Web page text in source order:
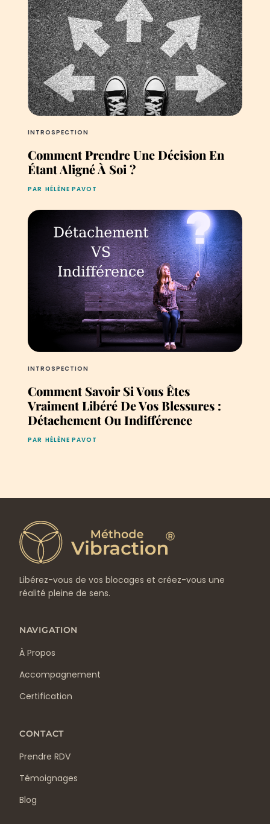
INTROSPECTION
Comment Prendre Une Décision En
Étant Aligné À Soi ?‍
PAR HÉLÈNE PAVOT
INTROSPECTION
Comment Savoir Si Vous Êtes
Vraiment Libéré De Vos Blessures :
Détachement Ou Indifférence
PAR HÉLÈNE PAVOT
Libérez-vous de vos blocages et créez-vous une
réalité pleine de sens.
NAVIGATION
À Propos
Accompagnement
Certification
CONTACT
Prendre RDV
Témoignages
Blog